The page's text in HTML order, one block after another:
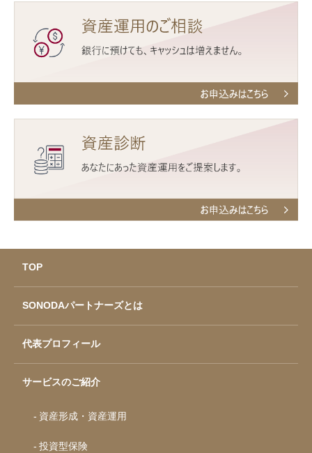
TOP
SONODAパートナーズとは
代表プロフィール
サービスのご紹介
資産形成・資産運用
投資型保険